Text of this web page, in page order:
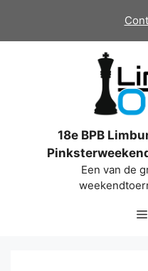
de
18e BPB
Een van de